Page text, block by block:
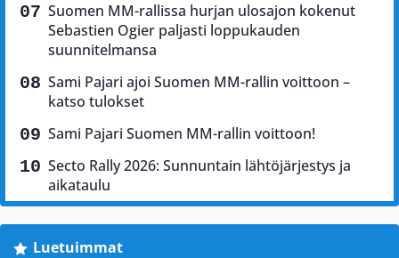
Suomen MM-rallissa hurjan ulosajon kokenut
Sebastien Ogier paljasti loppukauden
suunnitelmansa
Sami Pajari ajoi Suomen MM-rallin voittoon –
katso tulokset
Sami Pajari Suomen MM-rallin voittoon!
Secto Rally 2026: Sunnuntain lähtöjärjestys ja
aikataulu
Luetuimmat